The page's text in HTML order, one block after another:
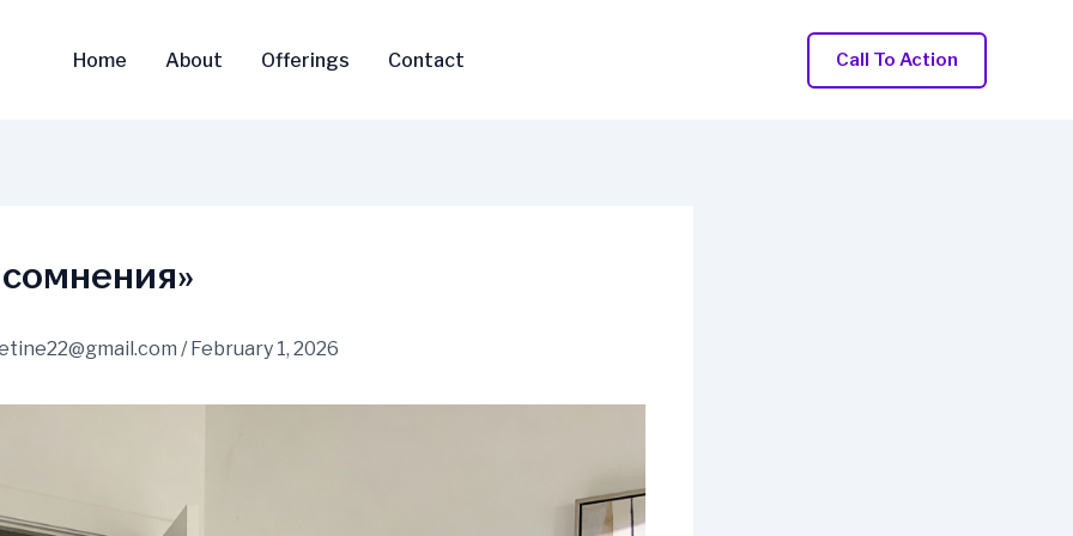
Home About Offerings Contact Call To Action
/ February 1, 2026